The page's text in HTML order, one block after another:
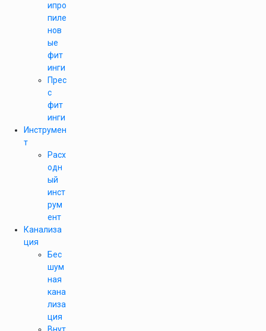
ипро
пиле
нов
ые
фит
инги
Прес
с
фит
инги
Инструмен
т
Расх
одн
ый
инст
рум
ент
Канализа
ция
Бес
шум
ная
кана
лиза
ция